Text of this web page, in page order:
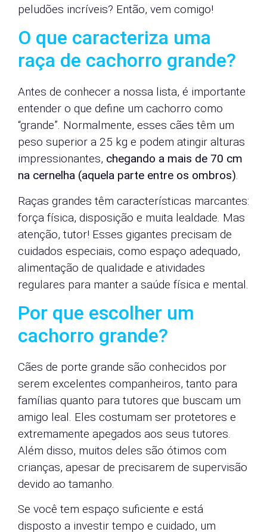
peludões incríveis? Então, vem comigo!
O que caracteriza uma
raça de cachorro grande?
Antes de conhecer a nossa lista, é importante
entender o que define um cachorro como
“grande”. Normalmente, esses cães têm um
peso superior a 25 kg e podem atingir alturas
impressionantes, chegando a mais de 70 cm
na cernelha (aquela parte entre os ombros).
Raças grandes têm características marcantes:
força física, disposição e muita lealdade. Mas
atenção, tutor! Esses gigantes precisam de
cuidados especiais, como espaço adequado,
alimentação de qualidade e atividades
regulares para manter a saúde física e mental.
Por que escolher um
cachorro grande?
Cães de porte grande são conhecidos por
serem excelentes companheiros, tanto para
famílias quanto para tutores que buscam um
amigo leal. Eles costumam ser protetores e
extremamente apegados aos seus tutores.
Além disso, muitos deles são ótimos com
crianças, apesar de precisarem de supervisão
devido ao tamanho.
Se você tem espaço suficiente e está
disposto a investir tempo e cuidado, um